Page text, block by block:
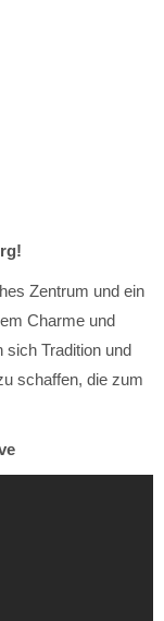
Zentrum und ein
Charme und
sich Tradition und
schaffen, die zum